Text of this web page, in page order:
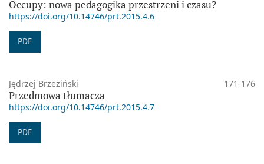
Occupy: nowa pedagogika przestrzeni i czasu?
https://doi.org/10.14746/prt.2015.4.6
PDF
Jędrzej Brzeziński 171-176
Przedmowa tłumacza
https://doi.org/10.14746/prt.2015.4.7
PDF